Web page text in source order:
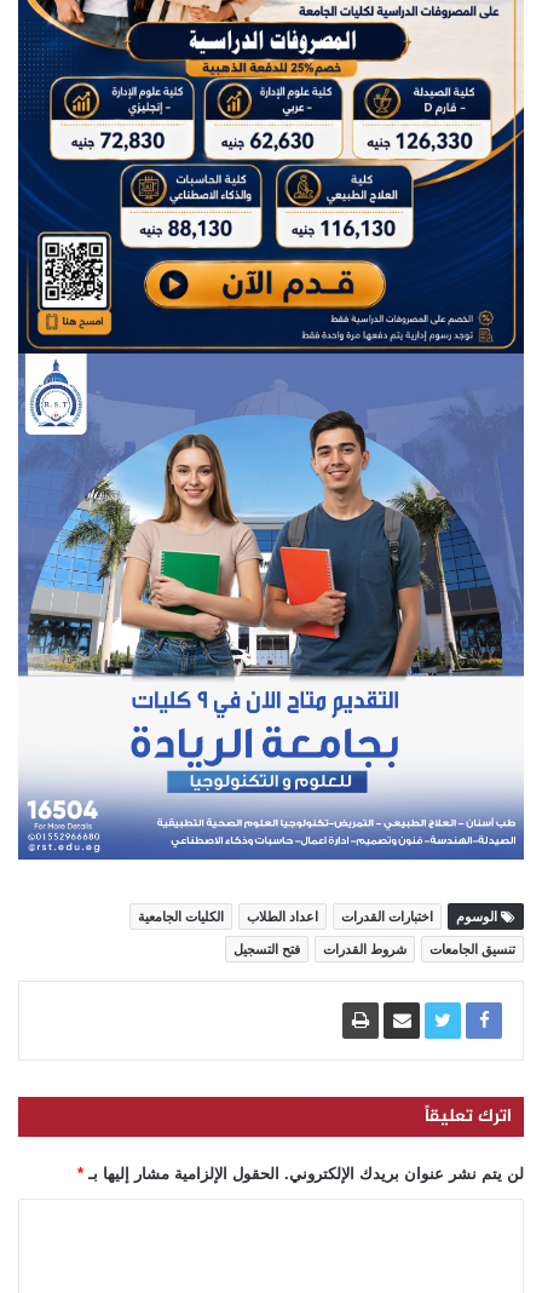
الوسوم اختبارات القدرات اعداد الطلاب الكليات الجامعية
تنسيق الجامعات شروط القدرات فتح التسجيل
اترك تعليقاً
لن يتم نشر عنوان بريدك الإلكتروني. الحقول الإلزامية مشار إليها بـ *